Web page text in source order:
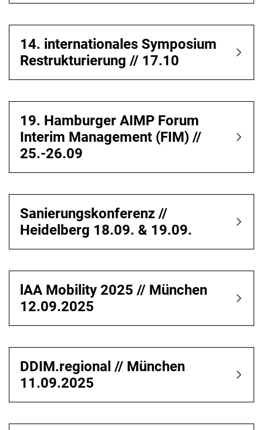
14. internationales Symposium
Restrukturierung // 17.10
19. Hamburger AIMP Forum
Interim Management (FIM) //
25.-26.09
Sanierungskonferenz //
Heidelberg 18.09. & 19.09.
lAA Mobility 2025 // München
12.09.2025
DDIM.regional // München
11.09.2025